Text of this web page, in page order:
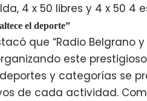
4 x 50 libres y 4 x 50 4
el deporte”
que “Radio Belgrano
este
y categorías se
de cada actividad.